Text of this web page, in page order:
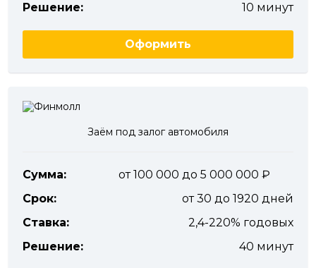
Решение:
10 минут
Оформить
Заём под залог автомобиля
Сумма:
от 100 000 до 5 000 000
Срок:
от 30 до 1920 дней
Ставка:
2,4-220% годовых
Решение:
40 минут